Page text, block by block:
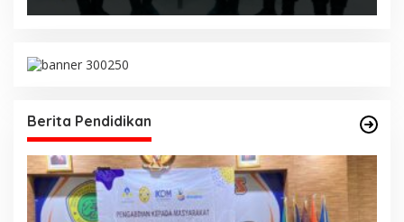
Berita Pendidikan